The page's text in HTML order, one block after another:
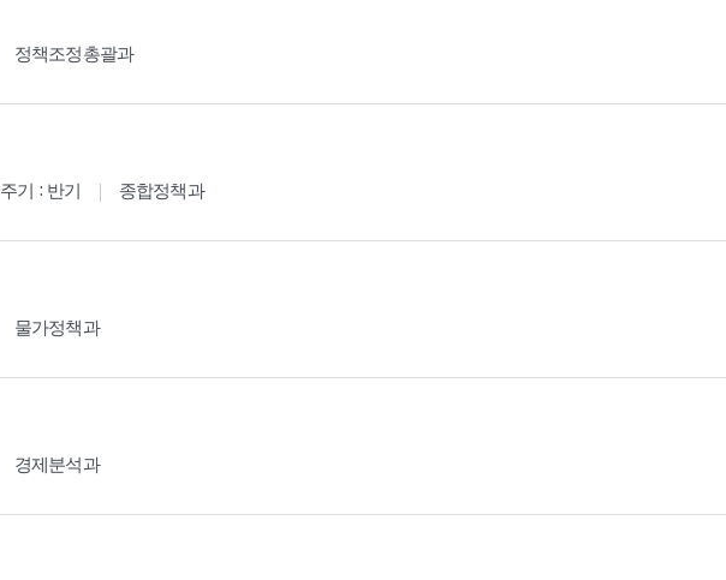
정책조정총괄과
주기 : 반기 종합정책과
물가정책과
경제분석과